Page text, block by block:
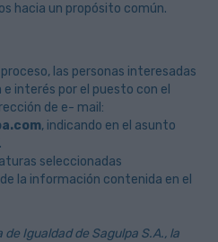
hacia un propósito común.
las personas interesadas
interés por el puesto con el
de e- mail:
, indicando en el asunto
seleccionadas
la información contenida en el
Igualdad de Sagulpa S.A., la